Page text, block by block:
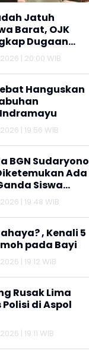
Jatuh
Barat, OJK
Dugaan
Titip Limit
| 20:00 WIB
Hanguskan
| 19:56 WIB
BGN Sudaryono
Ada
Siswa
| 19:48 WIB
, Kenali 5
pada Bayi
| 19:12 WIB
Rusak Lima
di Aspol
| 19:11 WIB